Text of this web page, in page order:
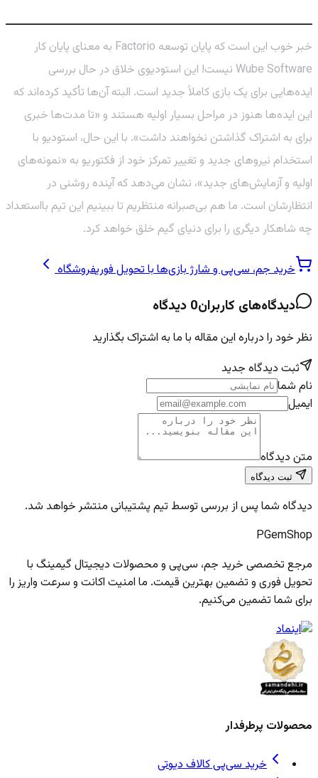
خبر خوب این است که پایان توسعه Factorio به معنای پایان کار
Wube Software نیست! این استودیوی خلاق در حال بررسی
ایده‌هایی برای یک بازی کاملاً جدید است. البته آن‌ها تأکید کرده‌اند که
این ایده‌ها هنوز در مراحل بسیار اولیه هستند و «تا مدت‌ها خبری
برای به اشتراک گذاشتن نخواهند داشت». با این حال، استودیو با
استخدام نیروهای جدید و تغییر تمرکز خود از فکتوریو به «نمونه‌های
اولیه و آزمایش‌های جدید»، نشان می‌دهد که آینده روشنی در
انتظارشان است. ما هم بی‌صبرانه منتظریم تا ببینیم این تیم بااستعداد
چه شاهکار دیگری را برای دنیای گیم خلق خواهد کرد.
خرید جم، سی‌پی و شارژ بازی‌ها با تحویل فوریفروشگاه
دیدگاه‌های کاربران0 دیدگاه
نظر خود را درباره این مقاله با ما به اشتراک بگذارید
ثبت دیدگاه جدید
نام شما
ایمیل
متن دیدگاه
ثبت دیدگاه
دیدگاه شما پس از بررسی توسط تیم پشتیبانی منتشر خواهد شد.
PGemShop
مرجع تخصصی خرید جم، سی‌پی و محصولات دیجیتال گیمینگ با
تحویل فوری و تضمین بهترین قیمت. ما امنیت اکانت و سرعت واریز را
برای شما تضمین می‌کنیم.
محصولات پرطرفدار
خرید سی‌پی کالاف دیوتی